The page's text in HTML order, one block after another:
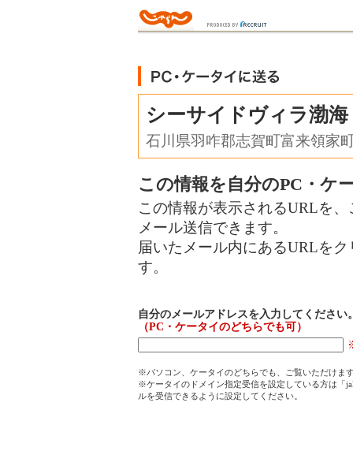
シーサイドヴィラ渤海
石川県羽咋郡志賀町富来領家
この情報を自分のPC・ケ
この情報が表示されるURLを
メール送信できます。
届いたメール内にあるURLを
す。
自分のメールアドレスを入力してください
（PC・ケータイのどちらでも可）
※パソコン、ケータイのどちらでも、ご覧いただけま
※ケータイのドメイン指定受信を設定している方は「
ルを受信できるように設定してください。